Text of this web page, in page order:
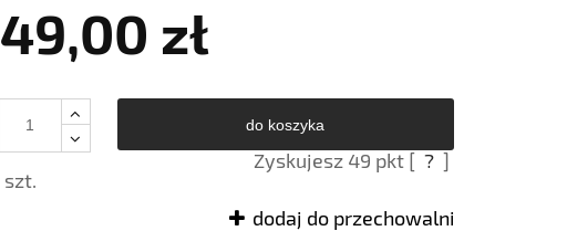
49,00 zł
szt.
do koszyka
Zyskujesz 49 pkt [ ? ]
dodaj do przechowalni